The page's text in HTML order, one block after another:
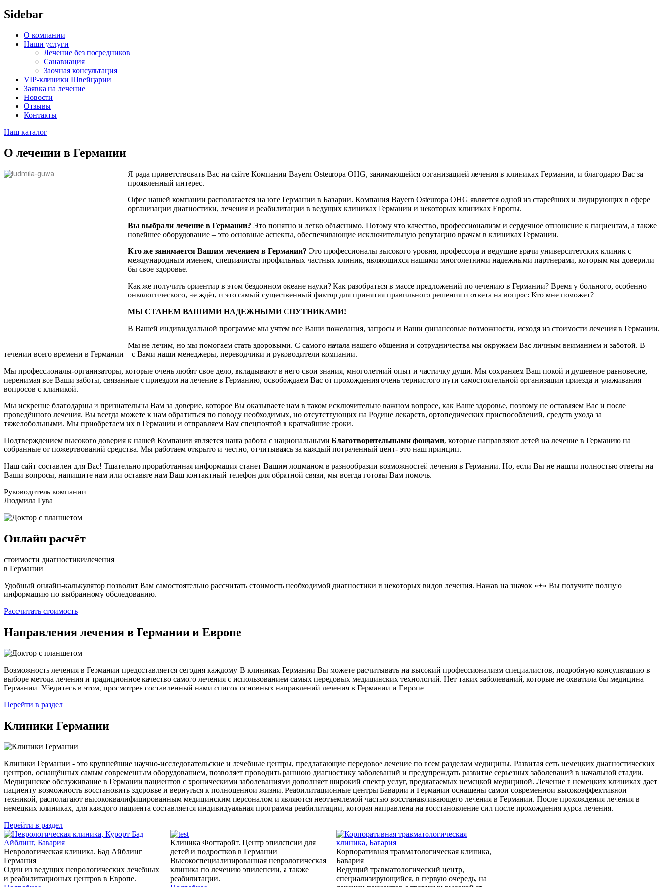
Sidebar
О компании
Наши услуги
Лечение без посредников
Санавиация
Заочная консультация
VIP-клиники Швейцарии
Заявка на лечение
Новости
Отзывы
Контакты
Наш каталог
О лечении в Германии
Я рада приветствовать Вас на сайте Кoмпании Bayern Osteuropa OHG, занимающейся организацией лечения в клиниках Германии, и благодарю Вас за
проявленный интерес.
Офис нашей компании располагается на юге Германии в Баварии. Компания Bayern Osteuropa OHG является одной из старейших и лидирующих в сфере
организации диагностики, лечения и реабилитации в ведущих клиниках Германии и некоторых клиниках Европы.
Вы выбрали лечение в Германии? Это понятно и легко объяснимо. Потому что качество, профессионализм и сердечное отношение к пациентам, а также
новейшее оборудование – это основные аспекты, обеспечивающие исключительную репутацию врачам в клиниках Германии.
Кто же занимается Вашим лечением в Германии? Это профессионалы высокого уровня, профессора и ведущие врачи университетских клиник с
международным именем, специалисты профильных частных клиник, являющихся нашими многолетними надежными партнерами, которым мы доверили
бы свое здоровье.
Как же получить ориентир в этом бездонном океане науки? Как разобраться в массе предложений по лечению в Германии? Время у больного, особенно
онкологического, не ждёт, и это самый существенный фактор для принятия правильного решения и ответа на вопрос: Кто мне поможет?
МЫ СТАНЕМ ВАШИМИ НАДЕЖНЫМИ СПУТНИКАМИ!
В Вашей индивидуальной программе мы учтем все Ваши пожелания, запросы и Ваши финансовые возможности, исходя из стоимости лечения в Германии.
Мы не лечим, но мы помогаем стать здоровыми. С самого начала нашего общения и сотрудничества мы окружаем Вас личным вниманием и заботой. В
течении всего времени в Германии – с Вами наши менеджеры, переводчики и руководители компании.
Мы профессионалы-организаторы, которые очень любят свое дело, вкладывают в него свои знания, многолетний опыт и частичку души. Мы сохраняем Ваш покой и душевное равновесие,
перенимая все Ваши заботы, связанные с приездом на лечение в Германию, освобождаем Вас от прохождения очень тернистого пути самостоятельной организации приезда и улаживания
вопросов с клиникой.
Мы искренне благодарны и признательны Вам за доверие, которое Вы оказываете нам в таком исключительно важном вопросе, как Ваше здоровье, поэтому не оставляем Вас и после
проведённого лечения. Вы всегда можете к нам обратиться по поводу необходимых, но отсутствующих на Родине лекарств, ортопедических приспособлений, средств ухода за
тяжелобольными. Мы приобретаем их в Германии и отправляем Вам спецпочтой в кратчайшие сроки.
Подтверждением высокого доверия к нашей Компании является наша работа с национальными Благотворительными фондами, которые направляют детей на лечение в Германию на
собранные от пожертвований средства. Мы работаем открыто и честно, отчитываясь за каждый потраченный цент- это наш принцип.
Наш сайт составлен для Вас! Тщательно проработанная информация станет Вашим лоцманом в разнообразии возможностей лечения в Германии. Но, если Вы не нашли полностью ответы на
Ваши вопросы, напишите нам или оставьте нам Ваш контактный телефон для обратной связи, мы всегда готовы Вам помочь.
Руководитель компании
Людмила Гува
Онлайн расчёт
стоимости диагностики/лечения
в Германии
Удобный онлайн-калькулятор позволит Вам самостоятельно рассчитать стоимость необходимой диагностики и некоторых видов лечения. Нажав на значок «+» Вы получите полную
информацию по выбранному обследованию.
Рассчитать стоимость
Направления лечения в Германии и Европе
Возможность лечения в Германии предоставляется сегодня каждому. В клиниках Германии Вы можете расчитывать на высокий профессионализм специалистов, подробную консультацию в
выборе метода лечения и традиционное качество самого лечения с использованием самых передовых медицинских технологий. Нет таких заболеваний, которые не охватила бы медицина
Германии. Убедитесь в этом, просмотрев составленный нами список основных направлений лечения в Германии и Европе.
Перейти в раздел
Клиники Германии
Клиники Германии - это крупнейшие научно-исследовательские и лечебные центры, предлагающие передовое лечение по всем разделам медицины. Развитая сеть немецких диагностических
центров, оснащённых самым современным оборудованием, позволяет проводить раннюю диагностику заболеваний и предупреждать развитие серьезных заболеваний в начальной стадии.
Медицинское обслуживание в Германии пациентов с хроническими заболеваниями дополняет широкий спектр услуг, предлагаемых немецкой медициной. Лечение в немецких клиниках дает
пациенту возможность восстановить здоровье и вернуться к полноценной жизни. Реабилитационные центры Баварии и Германии оснащены самой современной высокоэффективной
техникой, располагают высококвалифицированным медицинским персоналом и являются неотъемлемой частью восстанавливающего лечения в Германии. После прохождения лечения в
немецких клиниках, для каждого пациента составляется индивидуальная программа реабилитации, которая направлена на восстановление сил после прохождения курса лечения.
Перейти в раздел
Неврологическая клиника. Бад Айблинг.
Германия
Один из ведущих неврологических лечебных
и реабилитационых центров в Европе.
Клиника Фогтаройт. Центр эпилепсии для
детей и подростков в Германии
Высокоспециализированная неврологическая
клиника по лечению эпилепсии, а также
реабилитации.
Корпоративная травматологическая клиника,
Бавария
Ведущий травматологический центр,
cпециализирующийся, в первую очередь, на